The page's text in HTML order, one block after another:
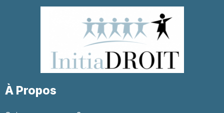
À Propos